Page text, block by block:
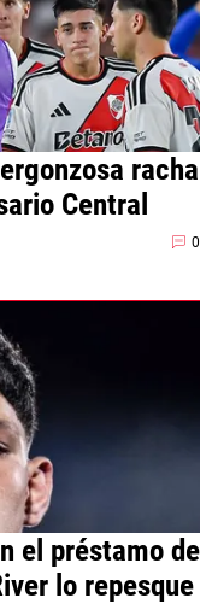
racha
Central
0
el préstamo de
lo repesque